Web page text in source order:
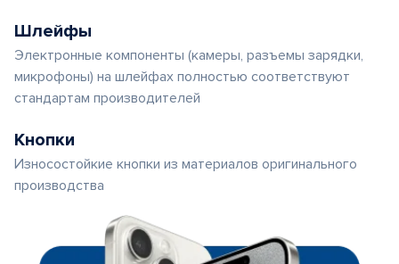
Шлейфы
Электронные компоненты (камеры, разъемы зарядки,
микрофоны) на шлейфах полностью соответствуют
стандартам производителей
Кнопки
Износостойкие кнопки из материалов оригинального
производства